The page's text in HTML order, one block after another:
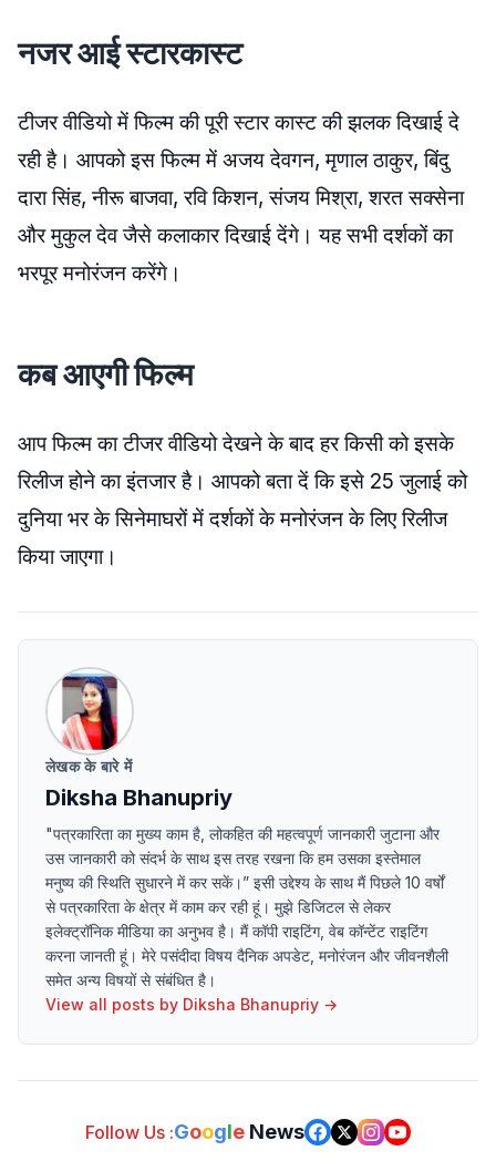
नजर आई स्टारकास्ट
टीजर वीडियो में फिल्म की पूरी स्टार कास्ट की झलक दिखाई दे
रही है। आपको इस फिल्म में अजय देवगन, मृणाल ठाकुर, बिंदु
दारा सिंह, नीरू बाजवा, रवि किशन, संजय मिश्रा, शरत सक्सेना
और मुकुल देव जैसे कलाकार दिखाई देंगे। यह सभी दर्शकों का
भरपूर मनोरंजन करेंगे।
कब आएगी फिल्म
आप फिल्म का टीजर वीडियो देखने के बाद हर किसी को इसके
रिलीज होने का इंतजार है। आपको बता दें कि इसे 25 जुलाई को
दुनिया भर के सिनेमाघरों में दर्शकों के मनोरंजन के लिए रिलीज
किया जाएगा।
लेखक के बारे में
Diksha Bhanupriy
"पत्रकारिता का मुख्य काम है, लोकहित की महत्वपूर्ण जानकारी जुटाना और
उस जानकारी को संदर्भ के साथ इस तरह रखना कि हम उसका इस्तेमाल
मनुष्य की स्थिति सुधारने में कर सकें।” इसी उद्देश्य के साथ मैं पिछले 10 वर्षों
से पत्रकारिता के क्षेत्र में काम कर रही हूं। मुझे डिजिटल से लेकर
इलेक्ट्रॉनिक मीडिया का अनुभव है। मैं कॉपी राइटिंग, वेब कॉन्टेंट राइटिंग
करना जानती हूं। मेरे पसंदीदा विषय दैनिक अपडेट, मनोरंजन और जीवनशैली
समेत अन्य विषयों से संबंधित है।
View all posts by Diksha Bhanupriy →
Follow Us :Google News